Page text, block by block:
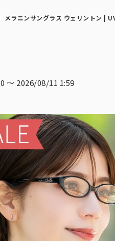
頂けます。
メラニンサングラス ウェリントン |
〜 2026/08/11 1:59